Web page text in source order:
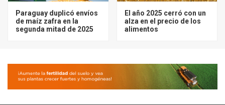
Paraguay duplicó envíos
de maíz zafra en la
segunda mitad de 2025
El año 2025 cerró con un
alza en el precio de los
alimentos